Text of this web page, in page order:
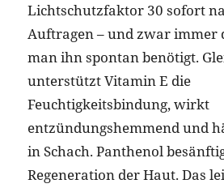
Lichtschutzfaktor 30 sofort
Auftragen – und zwar immer
man ihn spontan benötigt.
unterstützt Vitamin E die
Feuchtigkeitsbindung, wirkt
entzündungshemmend und
in Schach. Panthenol
Regeneration der Haut. Das